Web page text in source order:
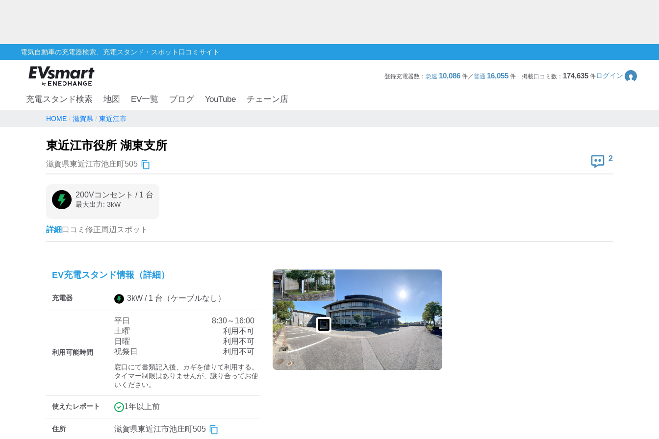
電気自動車の充電器検索、充電スタンド・スポット口コミサイト
登録充電器数： 急速 10,086 件／普通 16,055 件 掲載口コミ数： 174,635件ログイン
充電スタンド検索 地図 EV一覧 ブログ YouTube チェーン店
HOME 滋賀県 東近江市
東近江市役所 湖東支所
滋賀県東近江市池庄町505
2
200Vコンセント / 1 台
最大出力: 3kW
詳細口コミ 修正周辺スポット
EV充電スタンド情報（詳細）
充電器 3kW / 1 台 （ケーブルなし）
利用可能時間
平日
8:30～16:00
土曜
利用不可
日曜
利用不可
祝祭日
利用不可
窓口にて書類記入後、カギを借りて利用する。
タイマー制限はありませんが、譲り合ってお使
いください。
使えたレポート 1年以上前
住所 滋賀県東近江市池庄町505